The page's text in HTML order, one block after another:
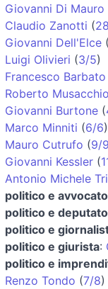
Giovanni Di Mauro
Claudio Zanotti (
Giovanni Dell'Elce (
Luigi Olivieri (3/5)
Francesco Barbato
Roberto Musacchio
Giovanni Burtone (
Marco Minniti (6/6)
Mauro Cutrufo (9/9
Giovanni Kessler (
Antonio Michele
politico e avvocato
politico e deputato
politico e
politico e giurista:
politico e
Renzo Tondo (7/8)